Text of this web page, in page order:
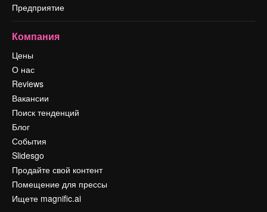
Предприятие
Компания
Цены
О нас
Reviews
Вакансии
Поиск тенденций
Блог
События
Slidesgo
Продайте свой контент
Помещение для прессы
Ищете magnific.ai